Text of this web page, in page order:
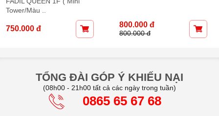
800.000 đ 900.000 đ
TỔNG ĐÀI GÓP Ý KHIẾU NẠI
(08h00 - 21h00 tất cả các ngày trong tuần)
0865 65 67 68